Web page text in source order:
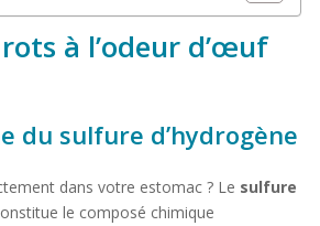
à l’odeur d’œuf
du sulfure d’hydrogène
dans votre estomac ? Le sulfure
le composé chimique